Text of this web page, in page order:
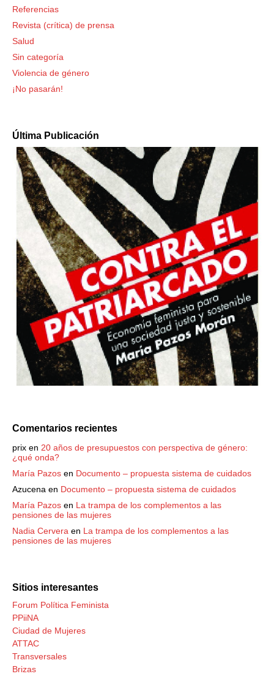
Referencias
Revista (crítica) de prensa
Salud
Sin categoría
Violencia de género
¡No pasarán!
Última Publicación
Comentarios recientes
prix en 20 años de presupuestos con perspectiva de género:
¿qué onda?
María Pazos en Documento – propuesta sistema de cuidados
Azucena en Documento – propuesta sistema de cuidados
María Pazos en La trampa de los complementos a las
pensiones de las mujeres
Nadia Cervera en La trampa de los complementos a las
pensiones de las mujeres
Sitios interesantes
Forum Política Feminista
PPiiNA
Ciudad de Mujeres
ATTAC
Transversales
Brizas